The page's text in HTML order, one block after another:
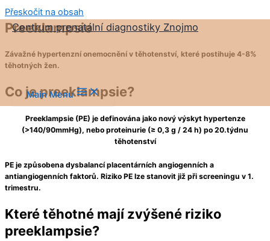
Přeskočit na obsah
Centrum prenatální diagnostiky Znojmo
Main Menu
Preeklampsie
Závažné hypertenzní onemocnění v těhotenství, které postihuje 4-8%
těhotných žen.
Co je preeklampsie?
Preeklampsie (PE) je definována jako nový výskyt hypertenze
(>140/90mmHg), nebo proteinurie (≥ 0,3 g / 24 h) po 20.týdnu
těhotenství
PE je způsobena dysbalancí placentárních angiogenních a
antiangiogenních faktorů. Riziko PE lze stanovit již při screeningu v 1.
trimestru.
Které těhotné mají zvýšené riziko
preeklampsie?